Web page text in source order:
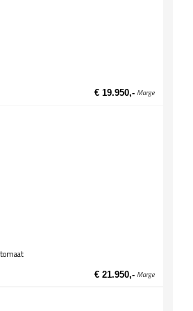
€ 19.950,- Marge
€ 21.950,- Marge